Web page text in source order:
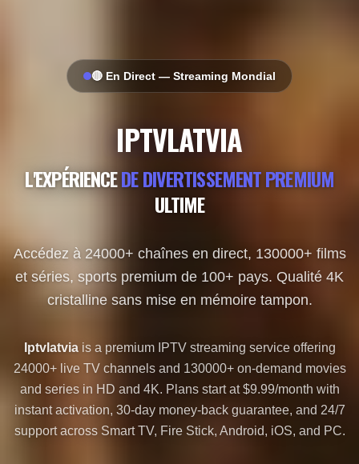
🔴 En Direct — Streaming Mondial
IPTVLATVIA
L'EXPÉRIENCEDE DIVERTISSEMENT PREMIUM
ULTIME
Accédez à 24000+ chaînes en direct, 130000+ films
et séries, sports premium de 100+ pays. Qualité 4K
cristalline sans mise en mémoire tampon.
Iptvlatviais a premium IPTV streaming service offering
24000+ live TV channels and 130000+ on-demand movies
and series in HD and 4K. Plans start at $9.99/month with
instant activation, 30-day money-back guarantee, and 24/7
support across Smart TV, Fire Stick, Android, iOS, and PC.